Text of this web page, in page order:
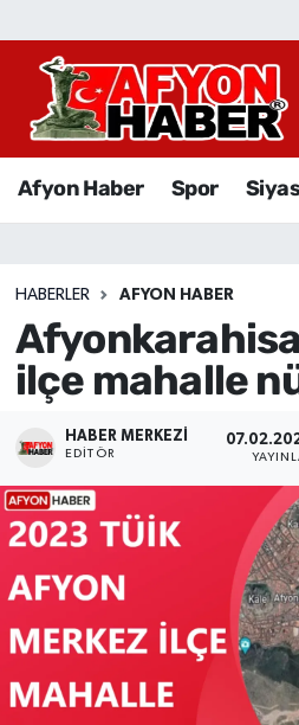
Afyon Haber Spor
HABERLER AFYON HABER
ilçe mahalle
HABER MERKEZI
EDITÖR
Afyon Haber
Sağlık
Eğitim
Sivil Toplum
Ekonomi
Magazin
Etkinlikler